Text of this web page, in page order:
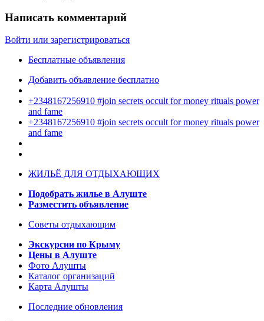
Написать комментарий
Войти или зарегистрироваться
Бесплатные объявления
Добавить объявление бесплатно
+2348167256910 #join secrets occult for money rituals power
and fame
+2348167256910 #join secrets occult for money rituals power
and fame
ЖИЛЬЁ ДЛЯ ОТДЫХАЮЩИХ
Подобрать жилье в Алуште
Разместить объявление
Советы отдыхающим
Экскурсии по Крыму
Цены в Алуште
Фото Алушты
Каталог организаций
Карта Алушты
Последние обновления